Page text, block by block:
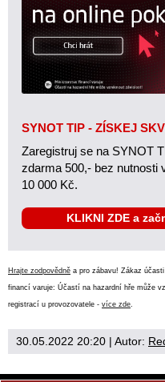
SYNOT TIP - ZÍSKEJ
Zaregistruj se na SYNOT
zdarma 500,- bez nutnosti
10 000 Kč.
KLIKNI ZDE a
Hrajte zodpovědně a pro zábavu! Zákaz
financí varuje: Účastí na hazardní hře může
registrací u provozovatele - více zde.
30.05.2022 20:20 | Autor: